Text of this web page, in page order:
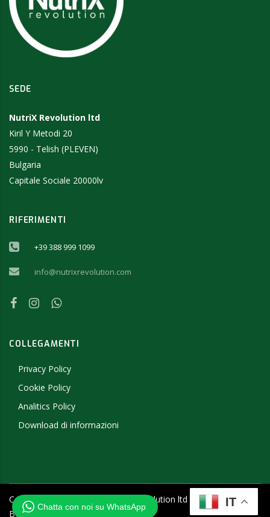
SEDE
NutriX Revolution ltd
Kiril Y Metodi 20
5990 - Telish (PLEVEN)
Bulgaria
Capitale Sociale 20000lv
RIFERIMENTI
+39 388 999 1099
info@nutrixrevolution.com
COLLEGAMENTI
Privacy Policy
Cookie Policy
Analitics Policy
Download di informazioni
Copyright ©
- 2019 NutriX Revolution ltd - P.IVA
BG205457656
IT
Chatta con noi su WhatsApp